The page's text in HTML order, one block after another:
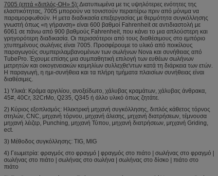
7005 (επτά «διπλός-OH» 5):Διατυπωμένα με τις υψηλότερες ενότητες της
ελαστικότητας, 7005 μπορούν να τονιστούν περαιτέρω πριν από μόνιμα να
παραμορφωθούν. Η μετα διαδικασία επεξεργασίας με θερμότητα συγκόλλησης
γνωστή όπως «η γήρανση» είναι 600 βαθμοί Fahrenheit σε αντιδιαστολή με
6061 σε πάνω από 900 βαθμούς Fahrenheit, που κάνει το μια απλούστερη και
γρηγορότερη διαδικασία. Οι περισσότεροι από τους διαθέσιμους στο εμπόριο
χτυπημένους σωλήνες είναι 7005. Προσφέρουμε το υλικό από ποικίλους
παραγωγούς συμπεριλαμβανομένων των σωλήνων Nova και συνήθειας από
TubePro. Έχουμε επίσης μια συμπαθητική επιλογή των ευθέων σωλήνων
μετρητών και οικογενειακών κειμηλίων συλλεχθε'ντων κατά τη διάρκεια των ετών.
Η παραγωγή, η ημι-συνήθεια και τα πλήρη τμήματα πλαισίων συνήθειας είναι
διαθέσιμες.
1) Υλικά: Κράμα αργιλίου, ανοξείδωτο, χάλυβας κραμάτων, χάλυβας άνθρακα,
45#, 40Cr, 32CrMo, Q235, Q345 ή άλλο υλικό όπως ζητάτε.
2) Κύριος εξοπλισμός: Ηλεκτρική μηχανή συγκόλλησης, διπλός κάθετος τόρνος
στηλών, CNC, μηχανή τόρνου, μηχανή άλεσης, μηχανή διατρήσεων, τέμνουσα
μηχανή λέιζερ, Punching, μηχανή Τύπου, μηχανή διατρήσεων, μηχανή Griding,
ect.
3) Μέθοδος συγκόλλησης: TIG, MIG
4) Γεωμετρία: φραγμός στο φραγμό | φραγμός στο πιάτο | σωλήνας στο φραγμό |
σωλήνας στο πιάτο | σωλήνας στο σωλήνα | σωλήνας στο δίσκο | πιάτο στο
πιάτο